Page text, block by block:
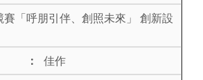
「呼朋引伴、創照未來」 創新設
佳作